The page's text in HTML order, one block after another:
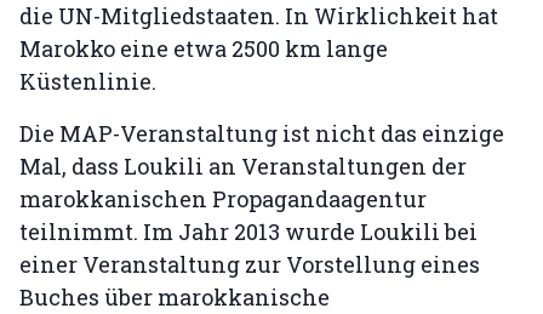
die UN-Mitgliedstaaten. In Wirklichkeit hat
Marokko eine etwa 2500 km lange
Küstenlinie.
Die MAP-Veranstaltung ist nicht das einzige
Mal, dass Loukili an Veranstaltungen der
marokkanischen Propagandaagentur
teilnimmt. Im Jahr 2013 wurde Loukili bei
einer Veranstaltung zur Vorstellung eines
Buches über marokkanische